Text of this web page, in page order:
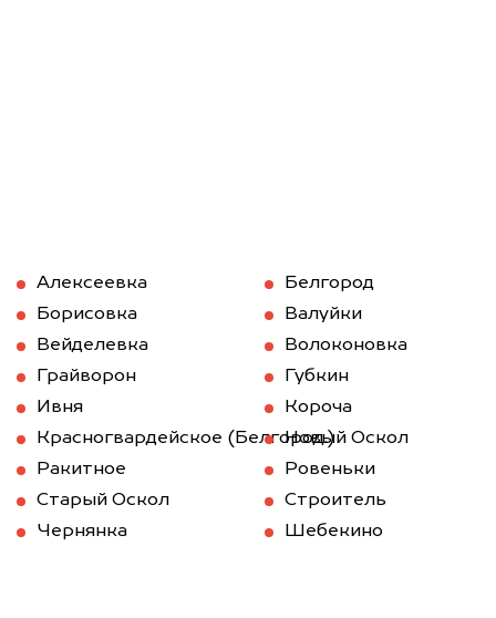
Алексеевка
Белгород
Борисовка
Валуйки
Вейделевка
Волоконовка
Грайворон
Губкин
Ивня
Короча
Красногвардейское (Белгород.)Новый Оскол
Ракитное
Ровеньки
Старый Оскол
Строитель
Чернянка
Шебекино